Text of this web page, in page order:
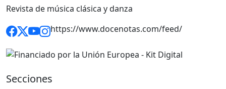
Revista de música clásica y danza
https://www.docenotas.com/feed/
Secciones